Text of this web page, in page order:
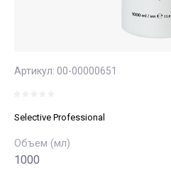
Артикул: 00-00000651
Selective Professional
Объем (мл)
1000